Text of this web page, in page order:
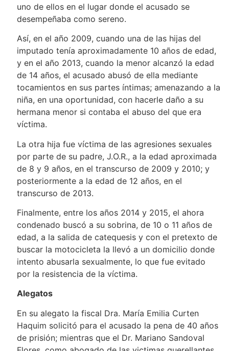
uno de ellos en el lugar donde el acusado se
desempeñaba como sereno.
Así, en el año 2009, cuando una de las hijas del
imputado tenía aproximadamente 10 años de edad,
y en el año 2013, cuando la menor alcanzó la edad
de 14 años, el acusado abusó de ella mediante
tocamientos en sus partes íntimas; amenazando a la
niña, en una oportunidad, con hacerle daño a su
hermana menor si contaba el abuso del que era
víctima.
La otra hija fue víctima de las agresiones sexuales
por parte de su padre, J.O.R., a la edad aproximada
de 8 y 9 años, en el transcurso de 2009 y 2010; y
posteriormente a la edad de 12 años, en el
transcurso de 2013.
Finalmente, entre los años 2014 y 2015, el ahora
condenado buscó a su sobrina, de 10 o 11 años de
edad, a la salida de catequesis y con el pretexto de
buscar la motocicleta la llevó a un domicilio donde
intento abusarla sexualmente, lo que fue evitado
por la resistencia de la víctima.
Alegatos
En su alegato la fiscal Dra. María Emilia Curten
Haquim solicitó para el acusado la pena de 40 años
de prisión; mientras que el Dr. Mariano Sandoval